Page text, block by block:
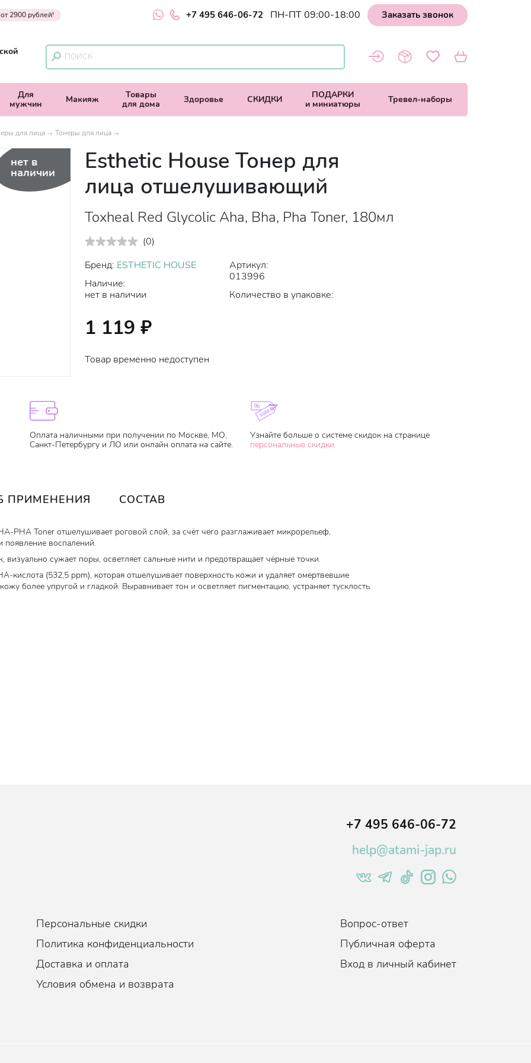
2900 рублей! +7 495 646-06-72 ПН-ПТ 09:00-18:00 Заказать звонок
Для
мужчин
Макияж
Товары
для дома
Здоровье СКИДКИ
ПОДАРКИ
и миниатюры
Тревел-наборы
для лица Тонеры для лица
нет в
наличии
Esthetic House Тонер для
лица отшелушивающий
Toxheal Red Glycolic Aha, Bha, Pha Toner, 180мл
(0)
Бренд: ESTHETIC HOUSE
Наличие:
нет в наличии
Артикул:
013996
Количество в упаковке:
1 119 ₽
Товар временно недоступен
Оплата наличными при получении по Москве, МО,
Санкт-Петербургу и ЛО или онлайн оплата на сайте.
Узнайте больше о системе скидок на странице
персональные скидки.
ПРИМЕНЕНИЯ СОСТАВ
PHA Toner отшелушивает роговой слой, за счёт чего разглаживает микрорельеф,
появление воспалений.
визуально сужает поры, осветляет сальные нити и предотвращает чёрные точки.
кислота (532,5 ppm), которая отшелушивает поверхность кожи и удаляет омертвевшие
более упругой и гладкой. Выравнивает тон и осветляет пигментацию, устраняет тусклость.
успокаивает и снимает раздражение, восстанавливает целостность
+7 495 646-06-72
help@atami-jap.ru
Персональные скидки
Политика конфиденциальности
Доставка и оплата
Условия обмена и возврата
Вопрос-ответ
Публичная оферта
Вход в личный кабинет